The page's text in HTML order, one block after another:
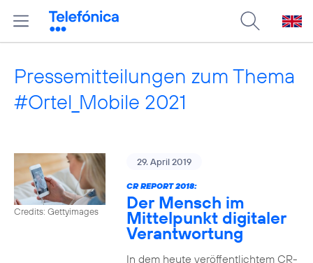
Pressemitteilungen zum Thema
#Ortel_Mobile 2021
Credits: Gettyimages
29. April 2019
CR REPORT 2018:
Der Mensch im
Mittelpunkt digitaler
Verantwortung
In dem heute veröffentlichtem CR-